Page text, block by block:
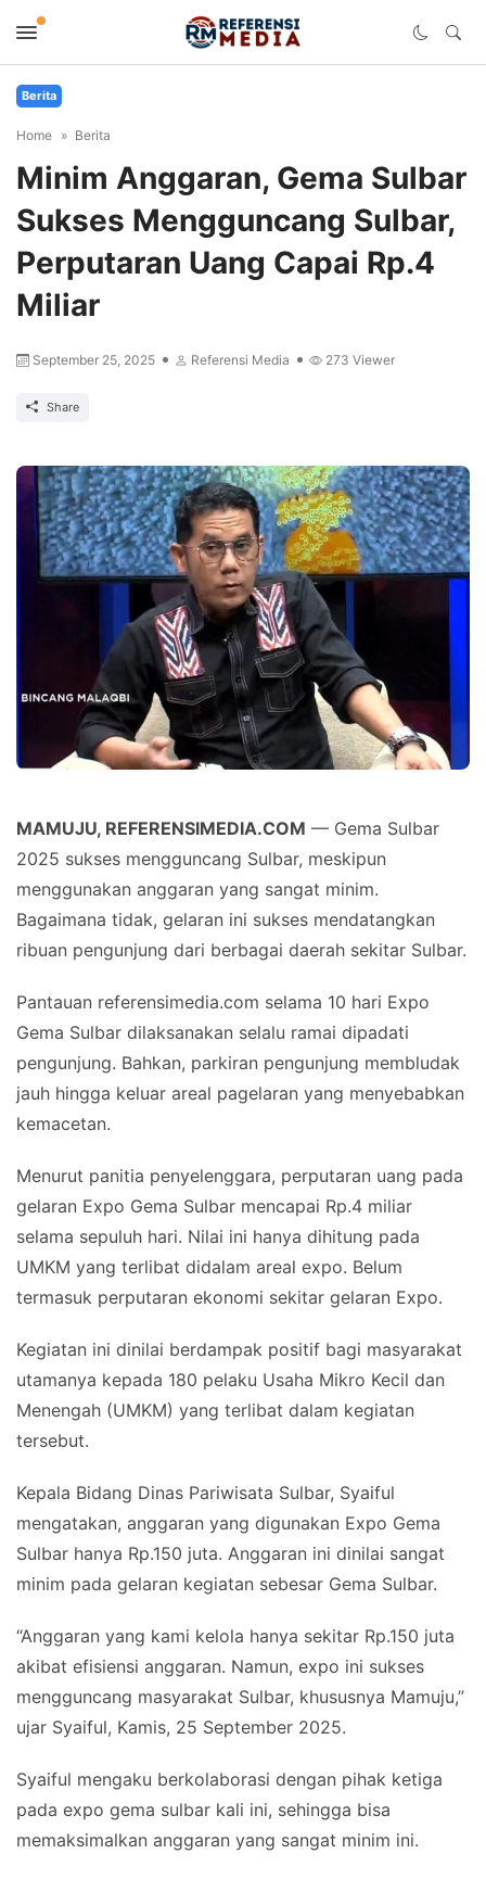
Berita
Home Berita
Minim Anggaran, Gema Sulbar
Sukses Mengguncang Sulbar,
Perputaran Uang Capai Rp.4
Miliar
September 25, 2025 Referensi Media 273 Viewer
Share
MAMUJU, REFERENSIMEDIA.COM — Gema Sulbar
2025 sukses mengguncang Sulbar, meskipun
menggunakan anggaran yang sangat minim.
Bagaimana tidak, gelaran ini sukses mendatangkan
ribuan pengunjung dari berbagai daerah sekitar Sulbar.
Pantauan referensimedia.com selama 10 hari Expo
Gema Sulbar dilaksanakan selalu ramai dipadati
pengunjung. Bahkan, parkiran pengunjung membludak
jauh hingga keluar areal pagelaran yang menyebabkan
kemacetan.
Menurut panitia penyelenggara, perputaran uang pada
gelaran Expo Gema Sulbar mencapai Rp.4 miliar
selama sepuluh hari. Nilai ini hanya dihitung pada
UMKM yang terlibat didalam areal expo. Belum
termasuk perputaran ekonomi sekitar gelaran Expo.
Kegiatan ini dinilai berdampak positif bagi masyarakat
utamanya kepada 180 pelaku Usaha Mikro Kecil dan
Menengah (UMKM) yang terlibat dalam kegiatan
tersebut.
Kepala Bidang Dinas Pariwisata Sulbar, Syaiful
mengatakan, anggaran yang digunakan Expo Gema
Sulbar hanya Rp.150 juta. Anggaran ini dinilai sangat
minim pada gelaran kegiatan sebesar Gema Sulbar.
“Anggaran yang kami kelola hanya sekitar Rp.150 juta
akibat efisiensi anggaran. Namun, expo ini sukses
mengguncang masyarakat Sulbar, khususnya Mamuju,”
ujar Syaiful, Kamis, 25 September 2025.
Syaiful mengaku berkolaborasi dengan pihak ketiga
pada expo gema sulbar kali ini, sehingga bisa
memaksimalkan anggaran yang sangat minim ini.